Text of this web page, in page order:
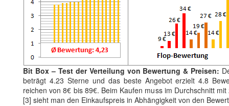
Bit Box – Test der Verteilung von Bewertung & Preisen:
beträgt 4.23 Sterne und das beste Angebot erzielt 4.8
reichen von 8€ bis 89€. Beim Kaufen muss im Durchschnitt
[3] sieht man den Einkaufspreis in Abhängigkeit von den